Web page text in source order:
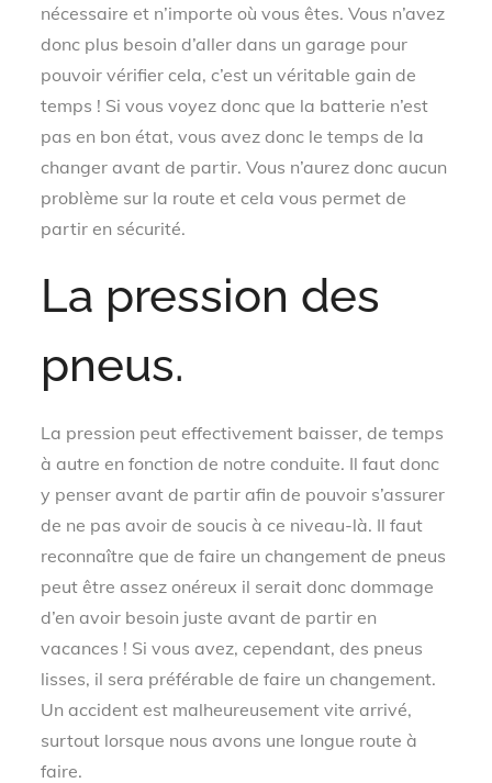
nécessaire et n’importe où vous êtes. Vous n’avez
donc plus besoin d’aller dans un garage pour
pouvoir vérifier cela, c’est un véritable gain de
temps ! Si vous voyez donc que la batterie n’est
pas en bon état, vous avez donc le temps de la
changer avant de partir. Vous n’aurez donc aucun
problème sur la route et cela vous permet de
partir en sécurité.
La pression des
pneus.
La pression peut effectivement baisser, de temps
à autre en fonction de notre conduite. Il faut donc
y penser avant de partir afin de pouvoir s’assurer
de ne pas avoir de soucis à ce niveau-là. Il faut
reconnaître que de faire un changement de pneus
peut être assez onéreux il serait donc dommage
d’en avoir besoin juste avant de partir en
vacances ! Si vous avez, cependant, des pneus
lisses, il sera préférable de faire un changement.
Un accident est malheureusement vite arrivé,
surtout lorsque nous avons une longue route à
faire.